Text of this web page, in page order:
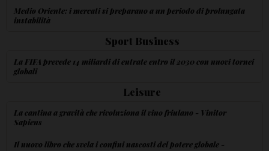
Medio Oriente: i mercati si preparano a un periodo di prolungata
instabilità
Sport Business
La FIFA prevede 14 miliardi di entrate entro il 2030 con nuovi tornei
globali
Leisure
La cantina a gravità che rivoluziona il vino friulano - Vinitor
Sapiens
Il nuovo libro che svela i confini nascosti del potere globale -